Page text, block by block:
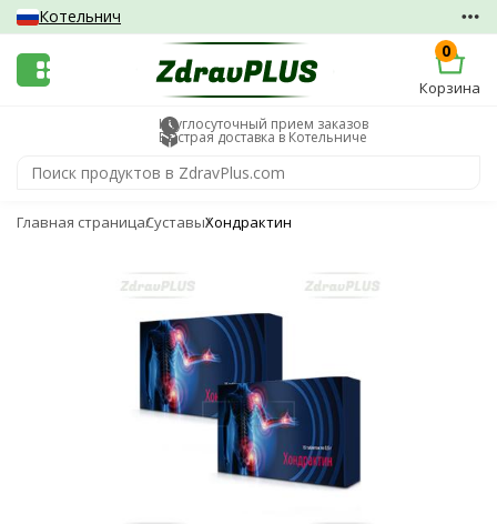
Котельнич
0
Корзина
Круглосуточный прием заказов
Быстрая доставка в Котельниче
Главная страницаСуставыХондрактин